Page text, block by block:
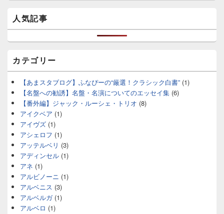
人気記事
カテゴリー
【あまスタブログ】ふなぴーの“厳選！クラシック白書” (1)
【名盤への勧誘】名盤・名演についてのエッセイ集 (6)
【番外編】ジャック・ルーシェ・トリオ (8)
アイクベア (1)
アイヴズ (1)
アシェロフ (1)
アッテルベリ (3)
アディンセル (1)
アネ (1)
アルビノーニ (1)
アルベニス (3)
アルベルガ(1)
アルベロ (1)